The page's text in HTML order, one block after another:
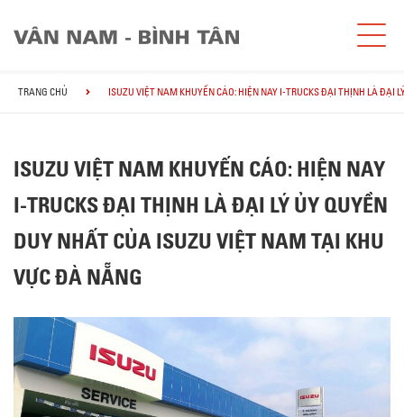
TRANG CHỦ ISUZU VIỆT NAM KHUYẾN CÁO: HIỆN NAY I-TRUCKS ĐẠI THỊNH LÀ ĐẠI
ISUZU VIỆT NAM KHUYẾN CÁO: HIỆN NAY
I-TRUCKS ĐẠI THỊNH LÀ ĐẠI LÝ ỦY QUYỀN
DUY NHẤT CỦA ISUZU VIỆT NAM TẠI KHU
VỰC ĐÀ NẴNG